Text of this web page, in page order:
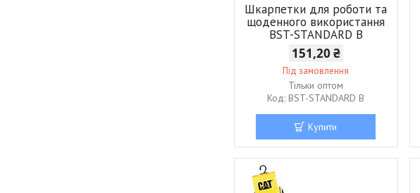
Шкарпетки для роботи та
щоденного використання
BST-STANDARD B
151,20 ₴
Під замовлення
Тільки оптом
BST-STANDARD B
Купити